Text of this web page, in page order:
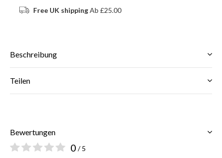
Free UK shippingAb £25.00
Beschreibung
Teilen
Bewertungen
0 / 5